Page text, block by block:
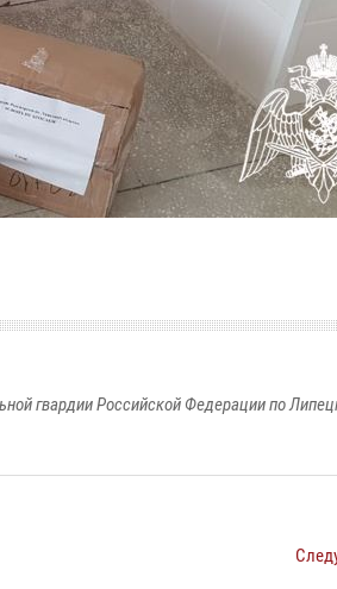
гвардии Российской Федерации по